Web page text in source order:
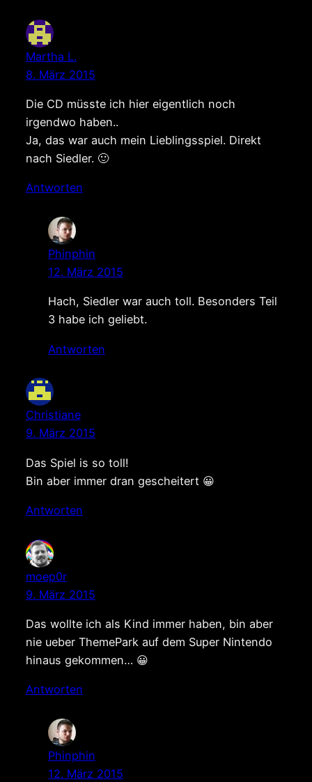
Martha L.
8. März 2015
Die CD müsste ich hier eigentlich noch
irgendwo haben..
Ja, das war auch mein Lieblingsspiel. Direkt
nach Siedler. 🙂
Antworten
Phinphin
12. März 2015
Hach, Siedler war auch toll. Besonders Teil
3 habe ich geliebt.
Antworten
Christiane
9. März 2015
Das Spiel is so toll!
Bin aber immer dran gescheitert 😀
Antworten
moep0r
9. März 2015
Das wollte ich als Kind immer haben, bin aber
nie ueber ThemePark auf dem Super Nintendo
hinaus gekommen… 😀
Antworten
Phinphin
12. März 2015